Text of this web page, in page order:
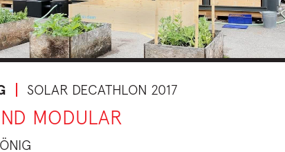
SOLAR DECATHLON 2017
MODULAR